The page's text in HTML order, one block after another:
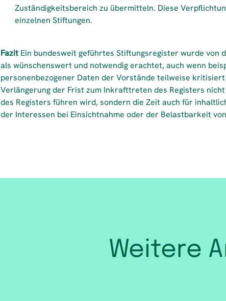
Zuständigkeitsbereich zu übermitteln. Diese
einzelnen Stiftungen.
Fazit Ein bundesweit geführtes Stiftungsregister wurde von
als wünschenswert und notwendig erachtet, auch wenn
personenbezogener Daten der Vorstände teilweise
Verlängerung der Frist zum Inkrafttreten des Registers
des Registers führen wird, sondern die Zeit auch für
der Interessen bei Einsichtnahme oder der Belastbarkeit
Weitere